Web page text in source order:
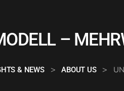
–
& NEWS > ABOUT US >